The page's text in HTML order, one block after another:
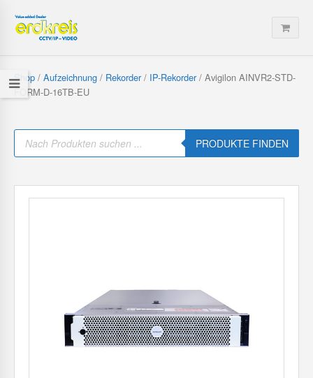
Shop / Aufzeichnung / Rekorder/ IP-Rekorder/ Avigilon AINVR2-STD-
FORM-D-16TB-EU
P
o
PRODUKTE FINDEN